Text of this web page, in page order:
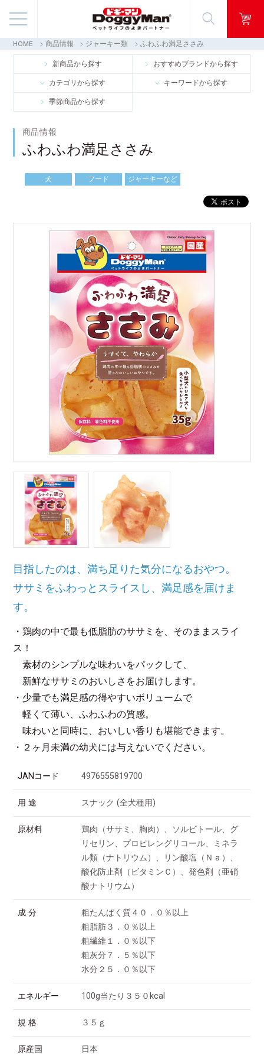
商品情報
映像ギャラリー
お客様窓口・Q＆A
会社情報
サイトマップ
HOME 商品情報 ジャーキー類 ふわふわ満足ささみ
新商品から探す おすすめブランドから探す
カテゴリから探す キーワードから探す
季節商品から探す
商品情報
ふわふわ満足ささみ
犬 フード ジャーキーなど
目指したのは、満ち足りた気分になるおやつ。
ササミをふわっとスライスし、満足感を届けま
す。
・鶏肉の中で最も低脂肪のササミを、そのままスライ
ス！
素材のシンプルな味わいをパックして、
新鮮なササミのおいしさをお届けします。
・少量でも満足感の得やすいボリュームで
軽くて薄い、ふわふわの質感。
味わいと同時に、おいしい香りも堪能できます。
・２ヶ月未満の幼犬には与えないでください。
JANコード 4976555819700
用 途 スナック (全犬種用)
原材料
鶏肉（ササミ、胸肉）、ソルビトール、グ
リセリン、プロピレングリコール、ミネラ
ル類（ナトリウム）、リン酸塩（Ｎａ）、
酸化防止剤（ビタミンＣ）、発色剤（亜硝
酸ナトリウム）
成 分
粗たんぱく質４０．０％以上
粗脂肪３．０％以上
粗繊維１．０％以下
粗灰分７．５％以下
水分２５．０％以下
エネルギー 100g当たり３５０kcal
規 格 ３５ｇ
原産国 日本